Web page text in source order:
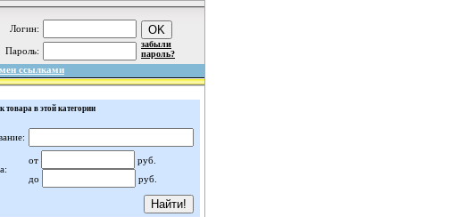
Логин:
Пароль:
забыли
пароль?
ссылками
товара в этой категории
от
руб.
до
руб.